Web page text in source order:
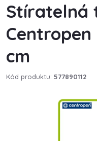
Stíratelná
Centropen
cm
Kód produktu: 577890112